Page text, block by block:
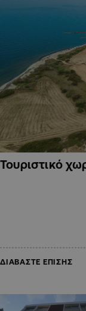
Τουριστικό
ΔΙΑΒΑΣΤΕ ΕΠΙΣΗΣ